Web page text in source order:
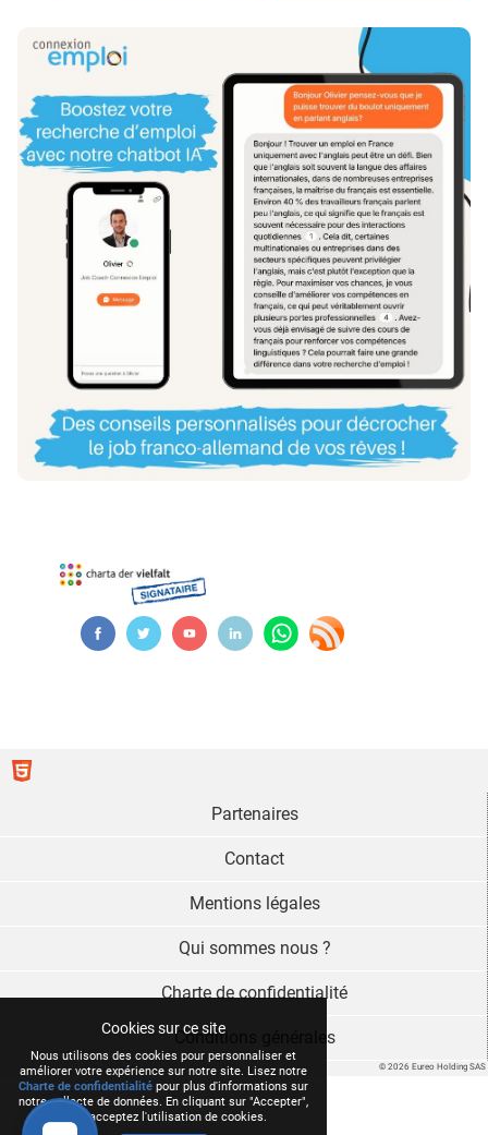
Cookies sur ce site
Nous utilisons des cookies pour personnaliser et
améliorer votre expérience sur notre site. Lisez notre
Charte de confidentialité pour plus d'informations sur
notre collecte de données. En cliquant sur "Accepter",
vous acceptez l'utilisation de cookies.
© 2026 Eureo Holding SAS
Partenaires
Contact
Mentions légales
Qui sommes nous ?
Charte de confidentialité
Conditions générales